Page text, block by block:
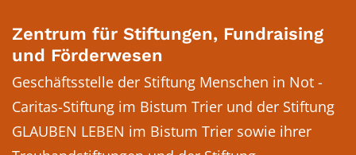
Zentrum für Stiftungen, Fundraising
und Förderwesen
Geschäftsstelle der Stiftung Menschen in Not -
Caritas-Stiftung im Bistum Trier und der Stiftung
GLAUBEN LEBEN im Bistum Trier sowie ihrer